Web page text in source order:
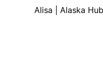
Alisa | Alaska Hub